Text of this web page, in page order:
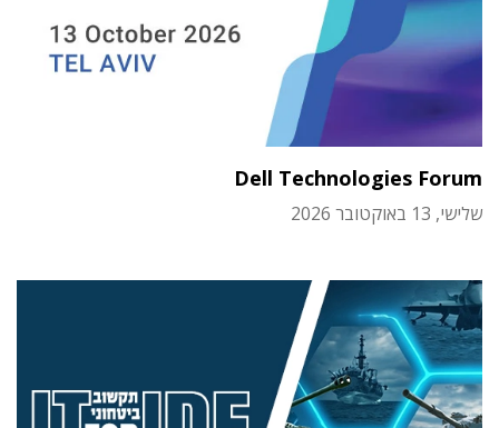
Dell Technologies Forum
שלישי, 13 באוקטובר 2026